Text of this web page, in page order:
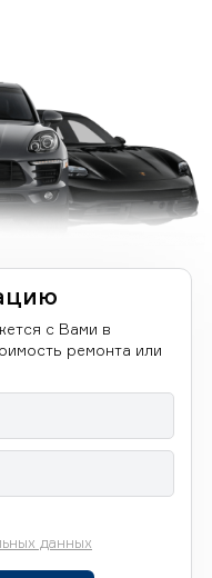
с Вами в
ремонта или
данных